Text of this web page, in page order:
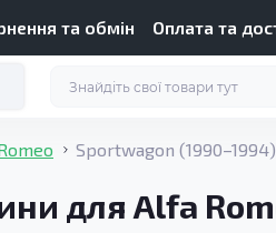
та обмін Оплата та
Sportwagon (1990–1994)
для Alfa